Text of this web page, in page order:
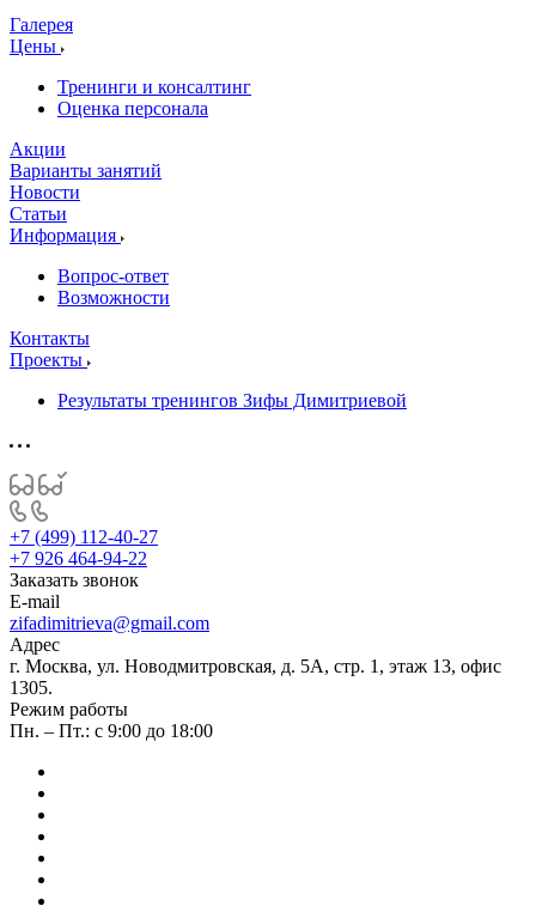
Галерея
Цены
Тренинги и консалтинг
Оценка персонала
Акции
Варианты занятий
Новости
Статьи
Информация
Вопрос-ответ
Возможности
Контакты
Проекты
Результаты тренингов Зифы Димитриевой
+7 (499) 112-40-27
+7 926 464-94-22
Заказать звонок
E-mail
zifadimitrieva@gmail.com
Адрес
г. Москва, ул. Новодмитровская, д. 5А, стр. 1, этаж 13, офис
1305.
Режим работы
Пн. – Пт.: с 9:00 до 18:00